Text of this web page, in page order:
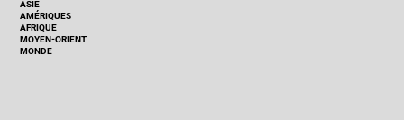
ASIE
AMÉRIQUES
AFRIQUE
MOYEN-ORIENT
MONDE